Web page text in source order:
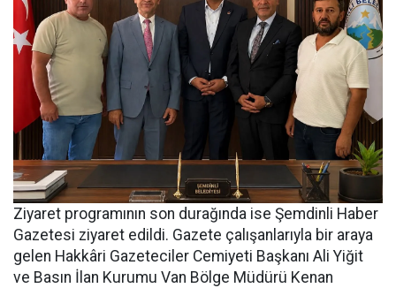
Ziyaret programının son durağında ise Şemdinli Haber
Gazetesi ziyaret edildi. Gazete çalışanlarıyla bir araya
gelen Hakkâri Gazeteciler Cemiyeti Başkanı Ali Yiğit
ve Basın İlan Kurumu Van Bölge Müdürü Kenan